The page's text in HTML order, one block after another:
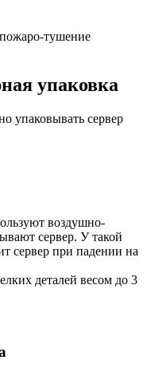
упаковка
упаковывать сервер
воздушно-
сервер. У такой
сервер при падении на
деталей весом до 3